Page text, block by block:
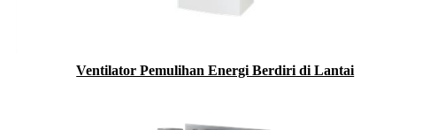
Ventilator Pemulihan Energi Berdiri di Lantai